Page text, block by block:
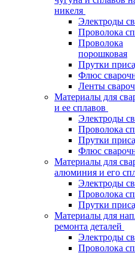
никеля
Электроды
Проволока
Проволока
порошковая
Прутки
Флюс
Ленты
Материалы для
и ее сплавов
Электроды
Проволока
Прутки
Флюс
Материалы для
алюминия и его
Электроды
Проволока
Прутки
Материалы для
ремонта деталей
Электроды
Проволока